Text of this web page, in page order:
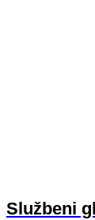
Službeni